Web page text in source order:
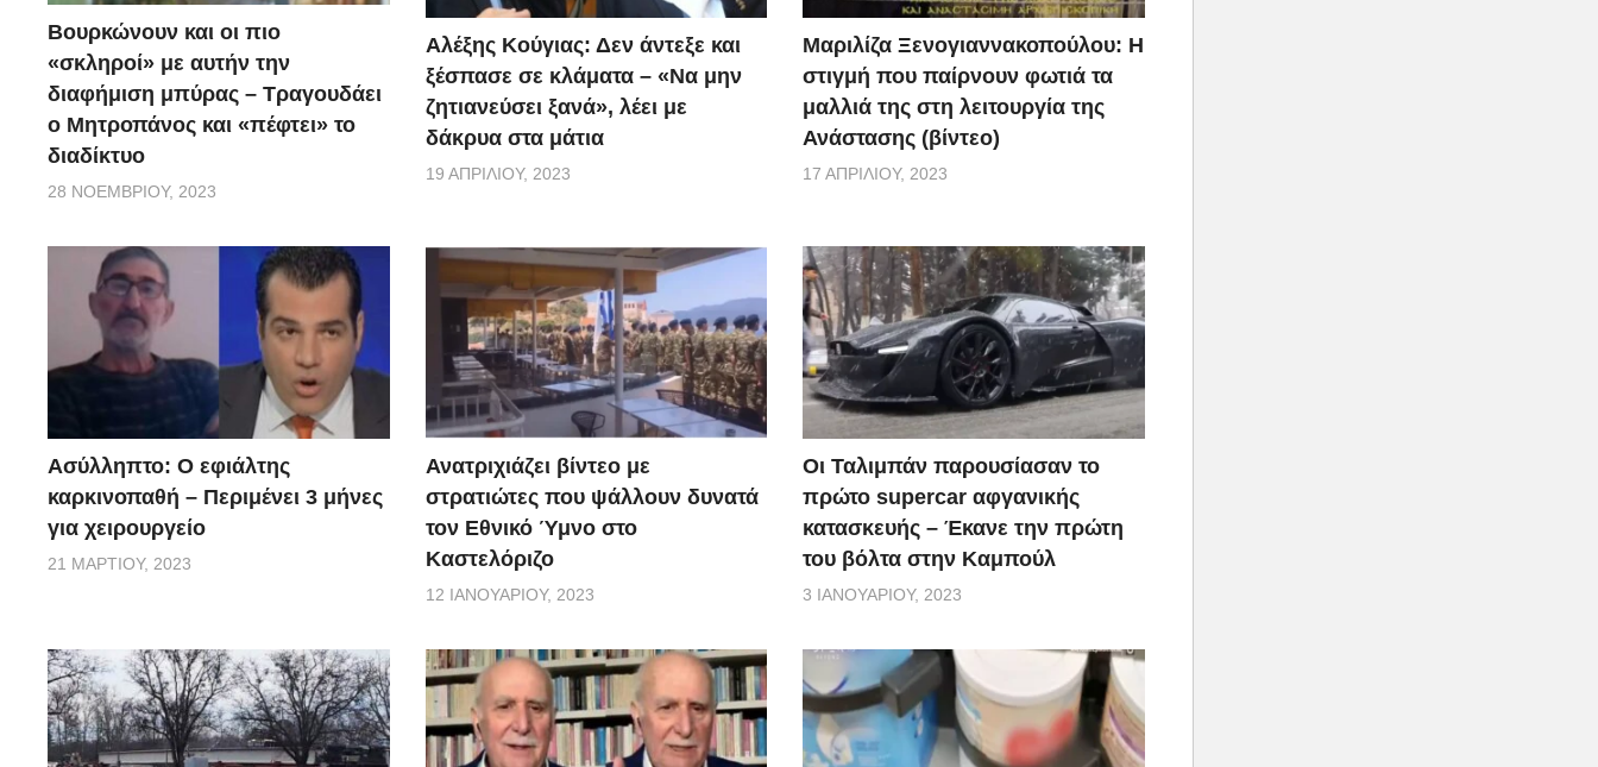
Βουρκώνουν και οι πιο
«σκληροί» με αυτήν την
διαφήμιση μπύρας – Τραγουδάει
ο Μητροπάνος και «πέφτει» το
διαδίκτυο
28 ΝΟΕΜΒΡΊΟΥ, 2023
Αλέξης Κούγιας: Δεν άντεξε και
ξέσπασε σε κλάματα – «Να μην
ζητιανεύσει ξανά», λέει με
δάκρυα στα μάτια
19 ΑΠΡΙΛΊΟΥ, 2023
Μαριλίζα Ξενογιαννακοπούλου: Η
στιγμή που παίρνουν φωτιά τα
μαλλιά της στη λειτουργία της
Ανάστασης (βίντεο)
17 ΑΠΡΙΛΊΟΥ, 2023
Ασύλληπτο: Ο εφιάλτης
καρκινοπαθή – Περιμένει 3 μήνες
για χειρουργείο
21 ΜΑΡΤΊΟΥ, 2023
Ανατριχιάζει βίντεο με
στρατιώτες που ψάλλουν δυνατά
τον Εθνικό Ύμνο στο
Καστελόριζο
12 ΙΑΝΟΥΑΡΊΟΥ, 2023
Οι Ταλιμπάν παρουσίασαν το
πρώτο supercar αφγανικής
κατασκευής – Έκανε την πρώτη
του βόλτα στην Καμπούλ
3 ΙΑΝΟΥΑΡΊΟΥ, 2023